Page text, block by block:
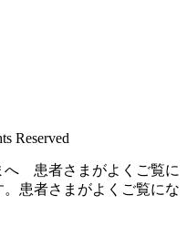
Reserved
へ 患者さまがよくご覧に
患者さまがよくご覧にな